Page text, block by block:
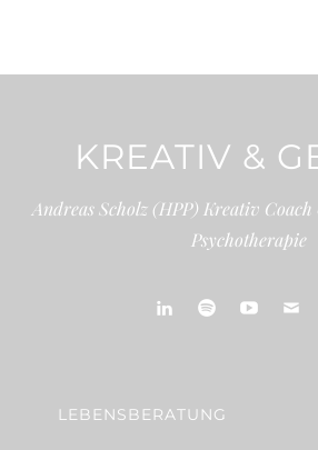
KREATIV &
Andreas Scholz (HPP) Kreativ
Psychotherapie
LEBENSBERATUNG